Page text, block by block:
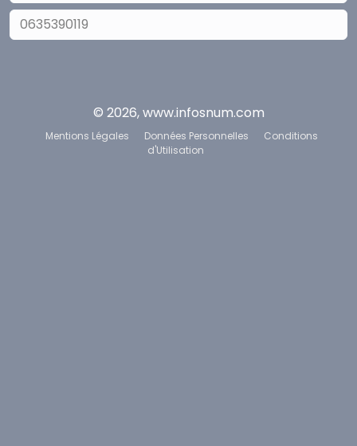
0635390119
© 2026, www.infosnum.com
Mentions Légales Données Personnelles
Conditions
d'Utilisation